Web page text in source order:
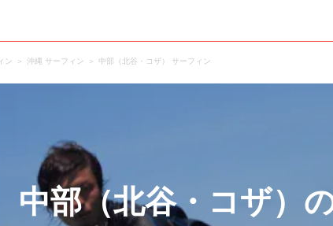
ン 沖縄 サーフィン 中部（北谷・コザ） サーフィン
中部（北谷・コザ）